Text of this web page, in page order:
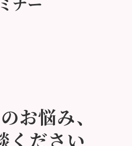
お悩み、
ください